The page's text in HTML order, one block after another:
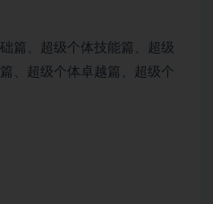
篇、超级个体技能篇、超级
、超级个体卓越篇、超级个